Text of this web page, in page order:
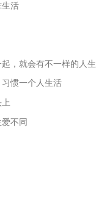
生活
，就会有不一样的人生
惯一个人生活
不同